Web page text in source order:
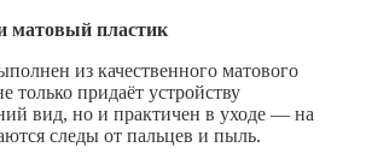
матовый пластик
из качественного матового
только придаёт устройству
вид, но и практичен в уходе — на
следы от пальцев и пыль.